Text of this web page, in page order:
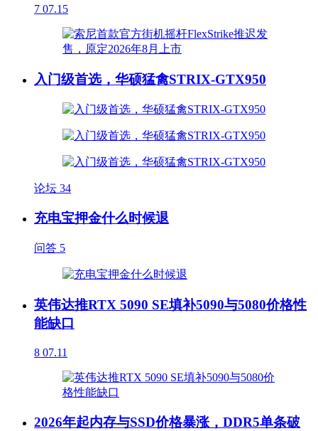
7 07.15
入门级首选，华硕猛禽STRIX-GTX950
论坛 34
充电宝押金什么时候退
问答 5
英伟达推RTX 5090 SE填补5090与5080价格性
能缺口
8 07.11
2026年起内存与SSD价格暴涨，DDR5单条破